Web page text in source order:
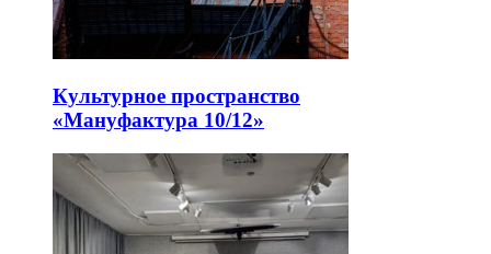
Культурное пространство
«Мануфактура 10/12»